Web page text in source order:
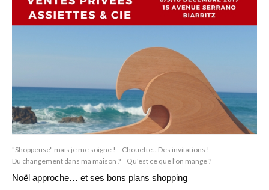
"Shoppeuse" mais je me soigne !
Chouette...Des invitations !
Du changement dans ma maison ?
Qu'est ce que l'on mange ?
Noël approche… et ses bons plans shopping